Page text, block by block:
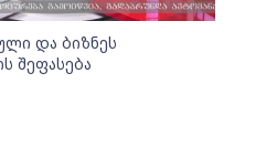
და ბიზნეს
შეფასება